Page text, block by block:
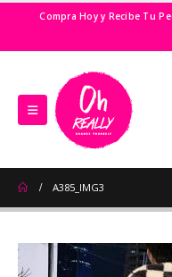
Compra Hoy y Recibe Tu
A385_IMG3